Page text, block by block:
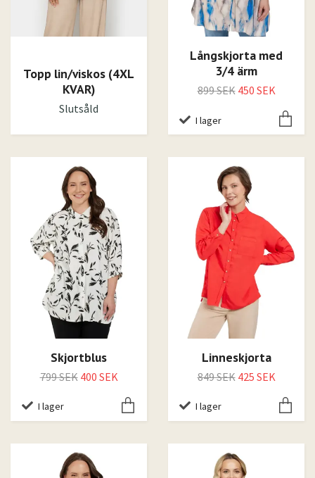
Topp lin/viskos (4XL
KVAR)
Slutsåld
Långskjorta med
3/4 ärm
899 SEK 450 SEK
I lager
Skjortblus
799 SEK 400 SEK
I lager
Linneskjorta
849 SEK 425 SEK
I lager